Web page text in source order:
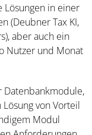
in einer
(Deubner Tax KI,
aber auch ein
Nutzer und Monat
Datenbankmodule,
von Vorteil
Modul